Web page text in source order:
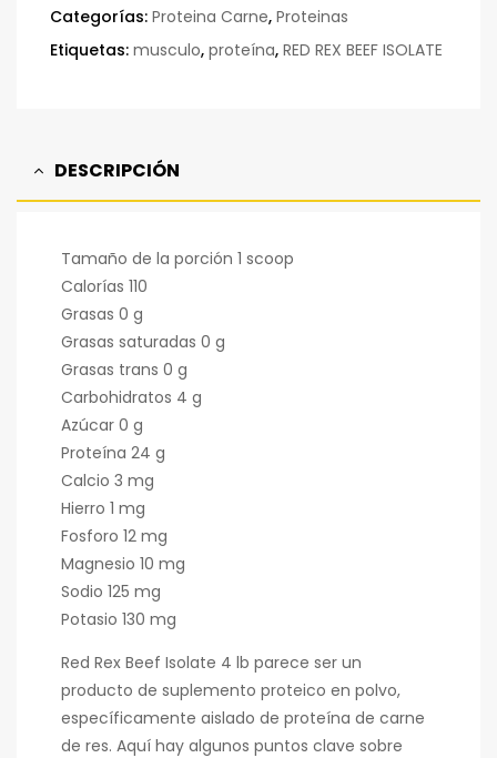
Categorías: Proteina Carne, Proteinas
Etiquetas: musculo, proteína, RED REX BEEF ISOLATE
DESCRIPCIÓN
Tamaño de la porción 1 scoop
Calorías 110
Grasas 0 g
Grasas saturadas 0 g
Grasas trans 0 g
Carbohidratos 4 g
Azúcar 0 g
Proteína 24 g
Calcio 3 mg
Hierro 1 mg
Fosforo 12 mg
Magnesio 10 mg
Sodio 125 mg
Potasio 130 mg
Red Rex Beef Isolate 4 lb parece ser un
producto de suplemento proteico en polvo,
específicamente aislado de proteína de carne
de res. Aquí hay algunos puntos clave sobre